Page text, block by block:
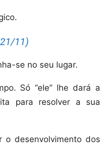
11)
se no seu lugar.
Só “ele” lhe dará a
para resolver a sua
o desenvolvimento dos